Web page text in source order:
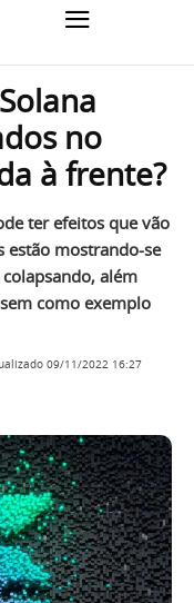
no
à frente?
ter efeitos que vão
estão mostrando-se
além
como exemplo
09/11/2022 16:27